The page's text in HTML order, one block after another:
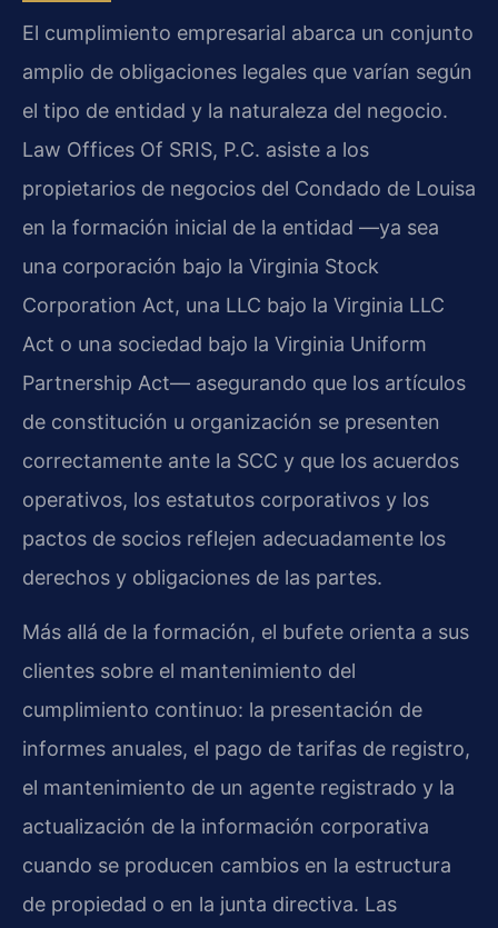
El cumplimiento empresarial abarca un conjunto
amplio de obligaciones legales que varían según
el tipo de entidad y la naturaleza del negocio.
Law Offices Of SRIS, P.C. asiste a los
propietarios de negocios del Condado de Louisa
en la formación inicial de la entidad —ya sea
una corporación bajo la Virginia Stock
Corporation Act, una LLC bajo la Virginia LLC
Act o una sociedad bajo la Virginia Uniform
Partnership Act— asegurando que los artículos
de constitución u organización se presenten
correctamente ante la SCC y que los acuerdos
operativos, los estatutos corporativos y los
pactos de socios reflejen adecuadamente los
derechos y obligaciones de las partes.
Más allá de la formación, el bufete orienta a sus
clientes sobre el mantenimiento del
cumplimiento continuo: la presentación de
informes anuales, el pago de tarifas de registro,
el mantenimiento de un agente registrado y la
actualización de la información corporativa
cuando se producen cambios en la estructura
de propiedad o en la junta directiva. Las